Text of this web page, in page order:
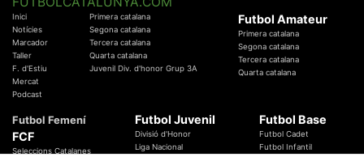
Inici
Notícies
Marcador
Taller
F. d'Estiu
Mercat
Podcast
Primera catalana
Segona catalana
Tercera catalana
Quarta catalana
Juvenil Div. d'honor Grup 3A
Futbol Amateur
Primera catalana
Segona catalana
Tercera catalana
Quarta catalana
Futbol Femení
FCF
Seleccions Catalanes
Futbol Juvenil
Divisió d'Honor
Liga Nacional
Futbol Base
Futbol Cadet
Futbol Infantil